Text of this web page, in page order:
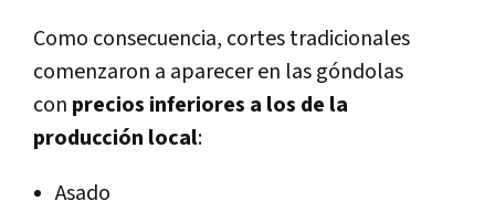
Como consecuencia, cortes tradicionales
comenzaron a aparecer en las góndolas
con precios inferiores a los de la
producción local:
Asado